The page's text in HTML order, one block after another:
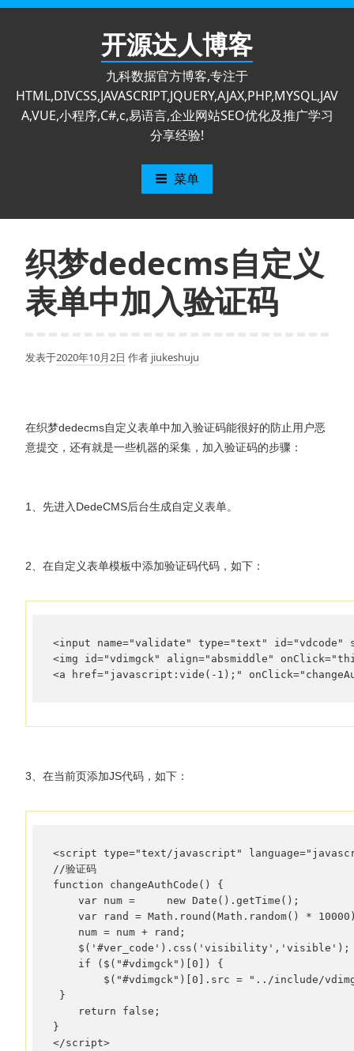
跳
开源达人博客
九科数据官方博客,专注于
HTML,DIVCSS,JAVASCRIPT,JQUERY,AJAX,PHP,MYSQL,JAV
A,VUE,小程序,C#,c,易语言,企业网站SEO优化及推广学习
分享经验!
菜单
织梦dedecms自定义
表单中加入验证码
发表于2020年10月2日 作者 jiukeshuju
在织梦dedecms自定义表单中加入验证码能很好的防止用户恶
意提交，还有就是一些机器的采集，加入验证码的步骤：
1、先进入DedeCMS后台生成自定义表单。
2、在自定义表单模板中添加验证码代码，如下：
<input name="validate" type="text"
<img id="vdimgck" align="absmiddle"
<a href="javascript:vide(-1);"
3、在当前页添加JS代码，如下：
<script type="text/javascript"
//验证码
function changeAuthCode() {
    var num =     new Date().getTime();
var rand = Math.round(Math.random() *
    num = num + rand;
    $('#ver_code').css('visibility','visible');
    if ($("#vdimgck")[0]) {
$("#vdimgck")[0].src = "../include/
}
    return false;
}
</script>